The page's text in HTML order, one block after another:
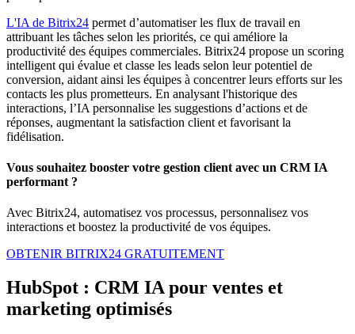
L'IA de Bitrix24 permet d’automatiser les flux de travail en
attribuant les tâches selon les priorités, ce qui améliore la
productivité des équipes commerciales. Bitrix24 propose un scoring
intelligent qui évalue et classe les leads selon leur potentiel de
conversion, aidant ainsi les équipes à concentrer leurs efforts sur les
contacts les plus prometteurs. En analysant l'historique des
interactions, l’IA personnalise les suggestions d’actions et de
réponses, augmentant la satisfaction client et favorisant la
fidélisation.
Vous souhaitez booster votre gestion client avec un CRM IA
performant ?
Avec Bitrix24, automatisez vos processus, personnalisez vos
interactions et boostez la productivité de vos équipes.
OBTENIR BITRIX24 GRATUITEMENT
HubSpot : CRM IA pour ventes et
marketing optimisés